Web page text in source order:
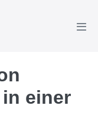
einer